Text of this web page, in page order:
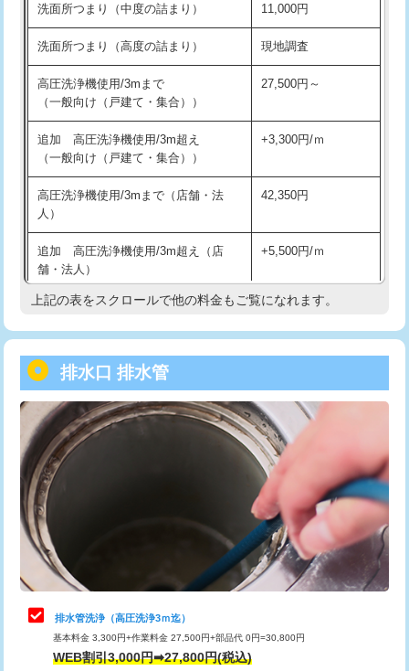
洗面台設置 38,500円
バスタブ設置 現場見積
追加人工 16,500円
廃棄・処分
※給水管工事は20mmまでの価格です。
持込商品取付（浄水器・分岐水栓） 16,500円
給水管工事※（ホール加工) 16,500円
給水管工事※（バンド止め)
給水管工事※（支持金具設置) 5,500円
給水管工事※（保温材使用（バンド止
め込み）)
5,500円
給水管工事※（土の掘削・埋め戻し作
業)
11,000円
給水管工事※（塩ビ管（VP・HI）使
用/3ｍまで)
用（追加）/3ｍ超え)
給水管工事※（ライニング鋼管・銅
管・ポリ管・HT管使用/3ｍまで)
44,000円
給水管工事※（ライニング鋼管・銅
管・ポリ管・HT管使用/3ｍ超え)
+8,800円
排水管工事（土の掘削・埋め戻し作
業）
11,000円~
排水管工事（排水管工事/3ｍまで） 55,000円
排水管工事（追加 排水管工事/3ｍ超
え）
マス交換（土の掘削・埋め戻し作業）
洗面所つまり（中度の詰まり） 11,000円
洗面所つまり（高度の詰まり） 現地調査
高圧洗浄機使用/3mまで
（一般向け（戸建て・集合））
27,500円～
追加 高圧洗浄機使用/3m超え
（一般向け（戸建て・集合））
+3,300円/ｍ
高圧洗浄機使用/3mまで（店舗・法
人）
42,350円
追加 高圧洗浄機使用/3m超え（店
舗・法人）
+5,500円/ｍ
高度高圧洗浄換 現地調査
トーラー機使用/3mまで
追加トーラー機使用/3m超え +3,300円
カメラ調査 33,000円
桝清掃 8,800円
止水・漏水調査・防水処理・清掃・修
理・調整・分解・加工など（軽作業）
11,000円
止水・漏水調査・防水処理・清掃・修
理・調整・分解・加工など（中作業）
22,000円
止水・漏水調査・防水処理・清掃・修
理・調整・分解・加工など（重作業）
33,000円
上記の表をスクロールで他の料金もご覧になれます。
排水口 排水管
排水管洗浄（高圧洗浄3ｍ迄）
基本料金 3,300円+作業料金 27,500円+部品代 0円=30,800円
WEB割引3,000円➡27,800円(税込)